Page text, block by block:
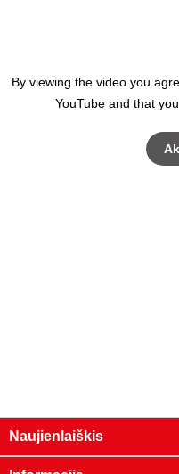
By viewing the video you
YouTube and that
Naujienlaiškis